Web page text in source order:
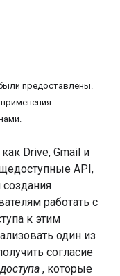
предоставлены.
Drive, Gmail и
API,
работать с
к этим
один из
согласие
, которые